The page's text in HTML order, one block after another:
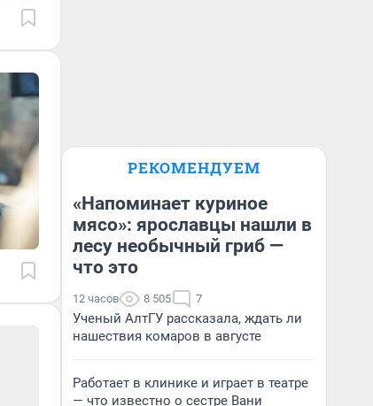
РЕКОМЕНДУЕМ
«Напоминает куриное
мясо»: ярославцы нашли в
лесу необычный гриб —
что это
12 часов 8 505 7
Ученый АлтГУ рассказала, ждать ли
нашествия комаров в августе
Работает в клинике и играет в театре
— что известно о сестре Вани